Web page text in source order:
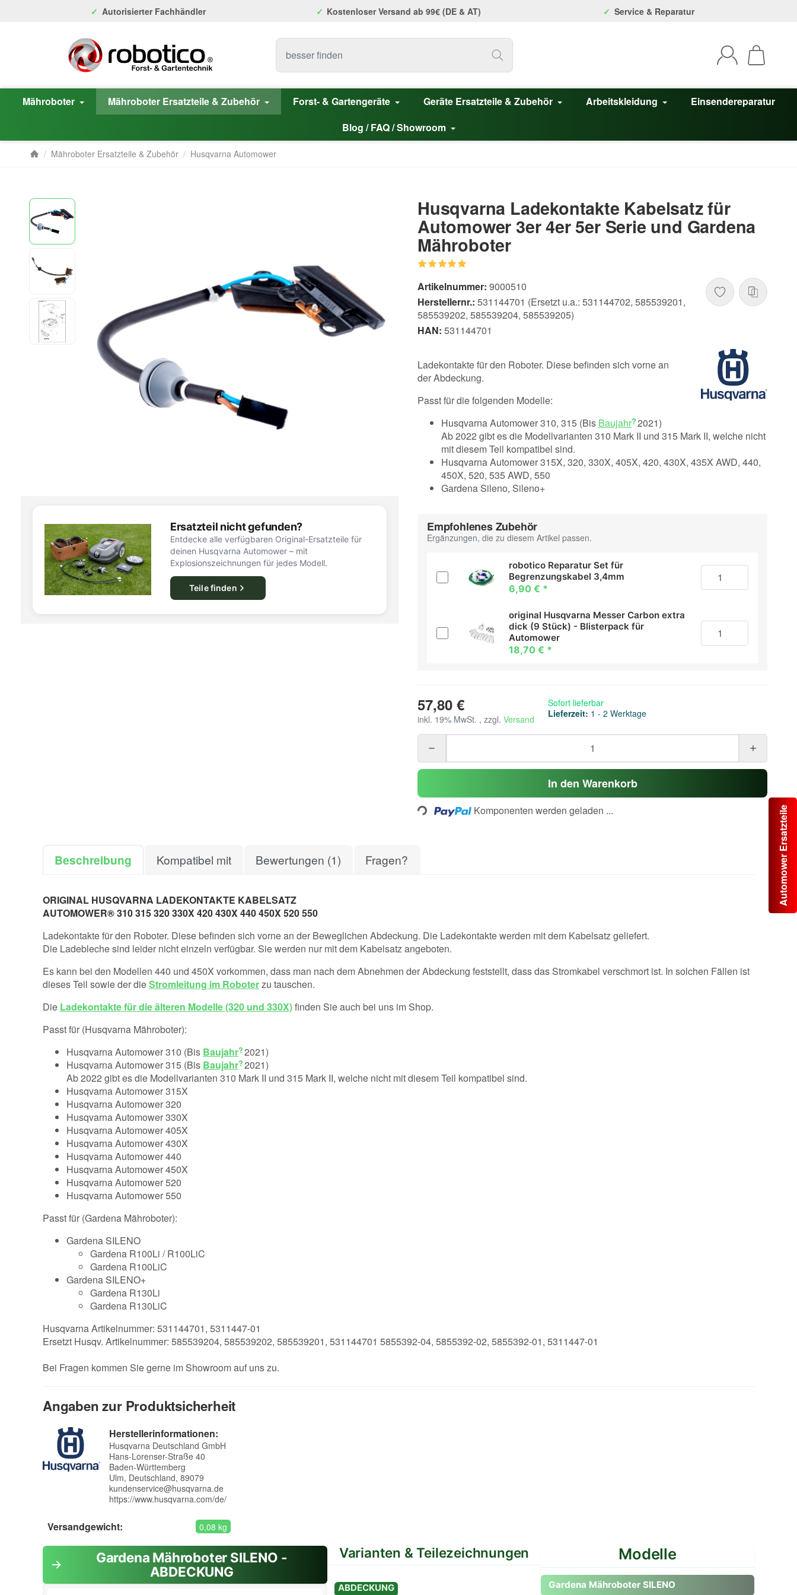
Autorisierter Fachhändler Kostenloser Versand ab 99€ (DE & AT) Service & Reparatur
Mähroboter Mähroboter Ersatzteile & Zubehör Forst- & Gartengeräte Geräte Ersatzteile & Zubehör Arbeitskleidung
Einsendereparatur
Blog / FAQ / Showroom
/ Mähroboter Ersatzteile & Zubehör / Husqvarna Automower
Automower Ersatzteile
Ersatzteil nicht gefunden?
Entdecke alle verfügbaren Original-Ersatzteile für
deinen Husqvarna Automower – mit
Explosionszeichnungen für jedes Modell.
Teile finden
Husqvarna Ladekontakte Kabelsatz für
Automower 3er 4er 5er Serie und Gardena
Mähroboter
Artikelnummer: 9000510
Herstellernr.: 531144701 (Ersetzt u.a.: 531144702, 585539201,
585539202, 585539204, 585539205)
HAN: 531144701
Ladekontakte für den Roboter. Diese befinden sich vorne an
der Abdeckung.
Passt für die folgenden Modelle:
Husqvarna Automower 310, 315 (Bis Baujahr 2021)
Ab 2022 gibt es die Modellvarianten 310 Mark II und 315 Mark II, welche nicht
mit diesem Teil kompatibel sind.
Husqvarna Automower 315X, 320, 330X, 405X, 420, 430X, 435X AWD, 440,
450X, 520, 535 AWD, 550
Gardena Sileno, Sileno+
Empfohlenes Zubehör
Ergänzungen, die zu diesem Artikel passen.
robotico Reparatur Set für
Begrenzungskabel 3,4mm
6,90 € *
original Husqvarna Messer Carbon extra
dick (9 Stück) - Blisterpack für
Automower
18,70 € *
57,80 €
inkl. 19% MwSt. , zzgl. Versand
Sofort lieferbar
Lieferzeit: 1 - 2 Werktage
In den Warenkorb
Loading... Komponenten werden geladen ...
Beschreibung Kompatibel mit Bewertungen (1) Fragen?
ORIGINAL HUSQVARNA LADEKONTAKTE KABELSATZ
AUTOMOWER® 310 315 320 330X 420 430X 440 450X 520 550
Ladekontakte für den Roboter. Diese befinden sich vorne an der Beweglichen Abdeckung. Die Ladekontakte werden mit dem Kabelsatz geliefert.
Die Ladebleche sind leider nicht einzeln verfügbar. Sie werden nur mit dem Kabelsatz angeboten.
Es kann bei den Modellen 440 und 450X vorkommen, dass man nach dem Abnehmen der Abdeckung feststellt, dass das Stromkabel verschmort ist. In solchen Fällen ist
dieses Teil sowie der dieStromleitung im Roboterzu tauschen.
Die Ladekontakte für die älteren Modelle (320 und 330X)finden Sie auch bei uns im Shop.
Passt für (Husqvarna Mähroboter):
Husqvarna Automower 310 (Bis Baujahr 2021)
Husqvarna Automower 315 (Bis Baujahr 2021)
Ab 2022 gibt es die Modellvarianten 310 Mark II und 315 Mark II, welche nicht mit diesem Teil kompatibel sind.
Husqvarna Automower 315X
Husqvarna Automower 320
Husqvarna Automower 330X
Husqvarna Automower 405X
Husqvarna Automower 430X
Husqvarna Automower 440
Husqvarna Automower 450X
Husqvarna Automower 520
Husqvarna Automower 550
Passt für (Gardena Mähroboter):
Gardena SILENO
Gardena R100Li / R100LiC
Gardena R100LiC
Gardena SILENO+
Gardena R130Li
Gardena R130LiC
Husqvarna Artikelnummer: 531144701, 5311447-01
Ersetzt Husqv. Artikelnummer: 585539204, 585539202, 585539201, 531144701 5855392-04, 5855392-02, 5855392-01, 5311447-01
Bei Fragen kommen Sie gerne im Showroom auf uns zu.
Angaben zur Produktsicherheit
Herstellerinformationen:
Husqvarna Deutschland GmbH
Hans-Lorenser-Straße 40
Baden-Württemberg
Ulm, Deutschland, 89079
kundenservice@husqvarna.de
https://www.husqvarna.com/de/
Versandgewicht: 0,08 kg
Gardena Mähroboter SILENO -
ABDECKUNG
Varianten & Teilezeichnungen
ABDECKUNG
Modelle
Gardena Mähroboter SILENO
Zum Modell gehen